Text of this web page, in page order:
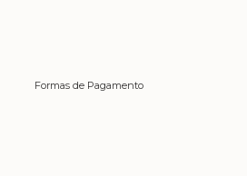
Formas de Pagamento